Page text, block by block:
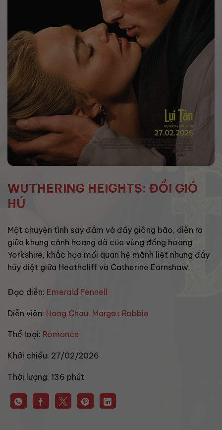
WUTHERING HEIGHTS: ĐỒI GIÓ
HÚ
Một chuyện tình say đắm và đầy giông bão, diễn ra
giữa khung cảnh hoang dã của vùng đồng hoang
Yorkshire, khắc họa mối quan hệ mãnh liệt nhưng đầy
hủy diệt giữa Heathcliff và Catherine Earnshaw.
Đạo diễn: Emerald Fennell
Diễn viên: Hong Chau, Margot Robbie
Thể loại: Romance
Khởi chiếu: 27/02/2026
Thời lượng: 136 phút